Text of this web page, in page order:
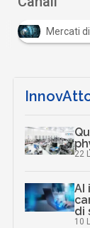
Mercati
22
AI
di
10